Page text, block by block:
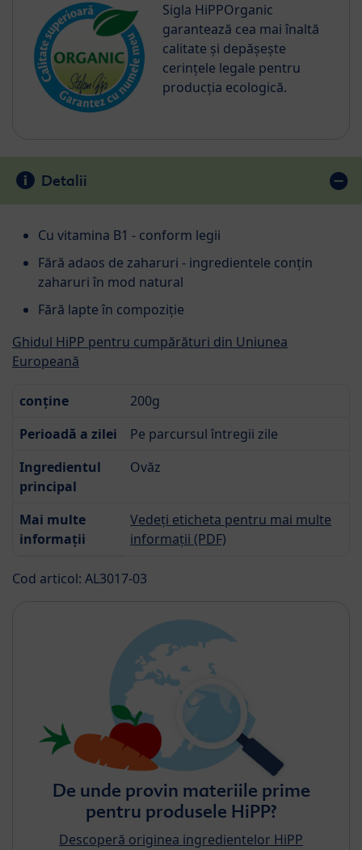
Sigla HiPPOrganic
garantează cea mai înaltă
calitate și depășește
cerințele legale pentru
producția ecologică.
Detalii
Cu vitamina B1 - conform legii
Fără adaos de zaharuri - ingredientele conțin
zaharuri în mod natural
Fără lapte în compoziție
Ghidul HiPP pentru cumpărături din Uniunea
Europeană
conține
200g
Perioadă a zilei
Pe parcursul întregii zile
Ingredientul
principal
Ovăz
Mai multe
informații
Vedeți eticheta pentru mai multe
informații (PDF)
Cod articol: AL3017-03
De unde provin materiile prime
pentru produsele HiPP?
Descoperă originea ingredientelor HiPP